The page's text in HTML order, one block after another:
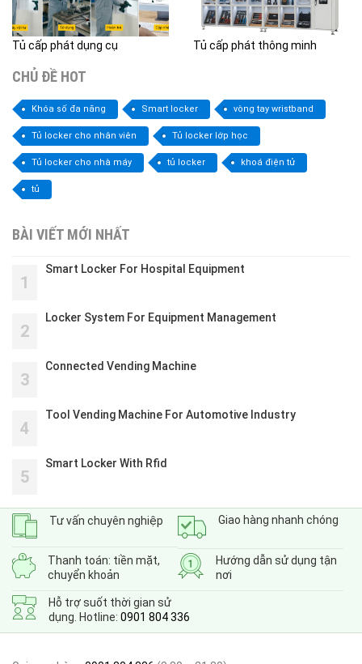
Tủ cấp phát dụng cụ Tủ cấp phát thông minh
CHỦ ĐỀ HOT
Khóa số đa năng Smart locker vòng tay wristband
Tủ locker cho nhân viên Tủ locker lớp học
Tủ locker cho nhà máy tủ locker khoá điện tử
tủ
BÀI VIẾT MỚI NHẤT
1
Smart Locker For Hospital Equipment
2
Locker System For Equipment Management
3
Connected Vending Machine
4
Tool Vending Machine For Automotive Industry
5
Smart Locker With Rfid
Tư vấn chuyên nghiệp Giao hàng nhanh chóng
Thanh toán: tiền mặt,
chuyển khoản
Hướng dẫn sử dụng tận
nơi
Hỗ trợ suốt thời gian sử
dụng. Hotline: 0901 804 336